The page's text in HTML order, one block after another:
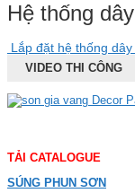
Hệ thống
Lắp đặt hệ thống
VIDEO THI CÔNG
TẢI CATALOGUE
SÚNG PHUN SƠN